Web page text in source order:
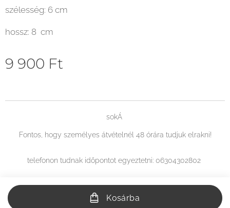
szélesség: 6 cm
hossz: 8 cm
9 900 Ft
Kosárba
sokÁ
Fontos, hogy személyes átvételnél 48 órára tudjuk elrakni!
telefonon tudnak időpontot egyeztetni: 06304302802